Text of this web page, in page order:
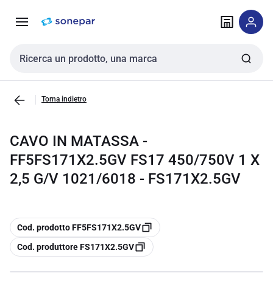
navigazione alla
Cerca input
Torna indietro
CAVO IN MATASSA -
FF5FS171X2.5GV FS17 450/750V 1 X
2,5 G/V 1021/6018 - FS171X2.5GV
copia
Cod. prodotto FF5FS171X2.5GV
copia
Cod. produttore FS171X2.5GV